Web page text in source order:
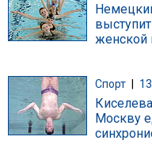
Спорт
Москву